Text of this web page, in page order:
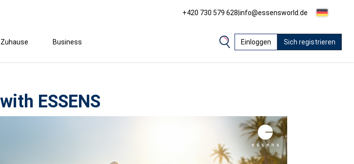
+420 730 579 628|info@essensworld.de
Zuhause Business Einloggen Sich registrieren
ESSENS